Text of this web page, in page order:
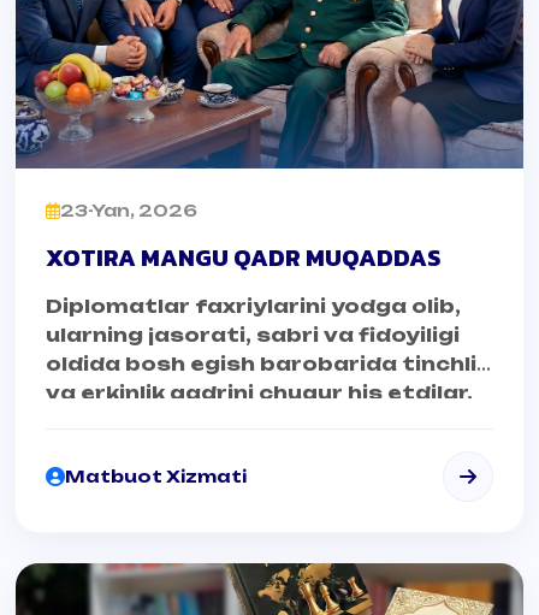
23-Yan, 2026
XOTIRA MANGU QADR MUQADDAS
Diplomatlar faxriylarini yodga olib,
ularning jasorati, sabri va fidoyiligi
oldida bosh egish barobarida tinchlik
va erkinlik qadrini chuqur his etdilar.
Matbuot Xizmati